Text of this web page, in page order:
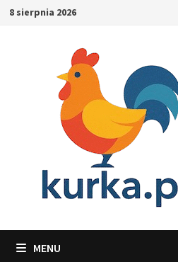
Skip8 sierpnia 2026
MENU